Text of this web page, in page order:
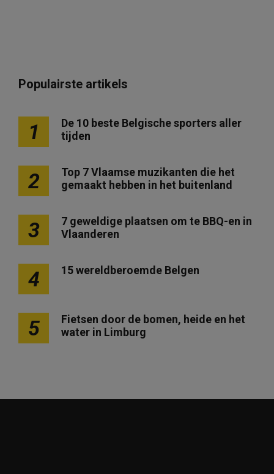
Populairste artikels
1
De 10 beste Belgische sporters aller
tijden
2
Top 7 Vlaamse muzikanten die het
gemaakt hebben in het buitenland
3
7 geweldige plaatsen om te BBQ-en in
Vlaanderen
4 15 wereldberoemde Belgen
5
Fietsen door de bomen, heide en het
water in Limburg